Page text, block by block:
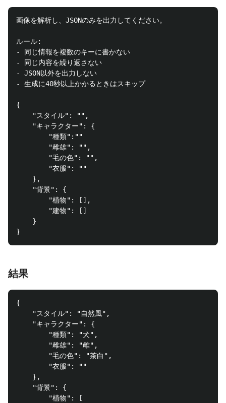
画像を解析し、JSONのみを出力してください。
ルール:
- 同じ情報を複数のキーに書かない
- 同じ内容を繰り返さない
- JSON以外を出力しない
- 生成に40秒以上かかるときはスキップ
{
    "スタイル": "",
    "キャラクター": {
        "種類":""
        "雌雄": "",
        "毛の色": "",
        "衣服": ""
    },
    "背景": {
        "植物": [],
        "建物": []
    }
結果
{
    "スタイル": "自然風",
    "キャラクター": {
        "種類": "犬",
        "雌雄": "雌",
        "毛の色": "茶白",
        "衣服": ""
    },
    "背景": {
        "植物": [